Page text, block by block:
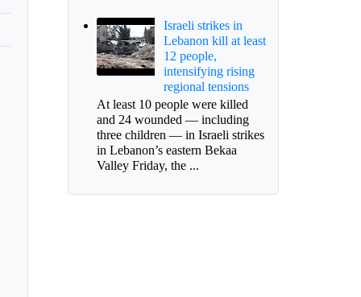
Israeli strikes in
Lebanon kill at least
12 people,
intensifying rising
regional tensions
At least 10 people were killed
and 24 wounded — including
three children — in Israeli strikes
in Lebanon’s eastern Bekaa
Valley Friday, the ...